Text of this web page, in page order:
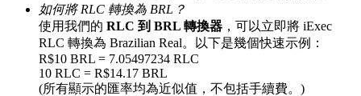
如何將 RLC 轉換為 BRL？
使用我們的 RLC 到 BRL 轉換器 ，可以立即將 iExec
RLC 轉換為 Brazilian Real。以下是幾個快速示例：
R$10 BRL = 7.05497234 RLC
10 RLC = R$14.17 BRL
(所有顯示的匯率均為近似值，不包括手續費。)